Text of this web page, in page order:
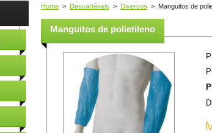
Home > Descartáveis > Diversos > Manguitos de
Manguitos de polietileno